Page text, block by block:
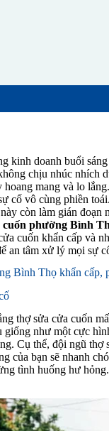
kinh doanh buổi
chịu nhúc nhích
mang và lo
cố vô cùng phiền
còn làm gián
cuốn phường Bình
cuốn khẩn cấp và
an tâm xử lý mọi sự
Bình Thọ khẩn cấp,
thợ sửa cửa cuốn
giống như một cực
Cụ thể, đội ngũ
của bạn sẽ nhanh
tình huống hư